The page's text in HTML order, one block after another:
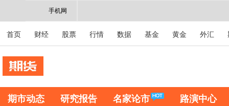
手机网
首页 财经 股票 行情 数据 基金 黄金 外汇
期市动态 研究报告 名家论市 路演中心